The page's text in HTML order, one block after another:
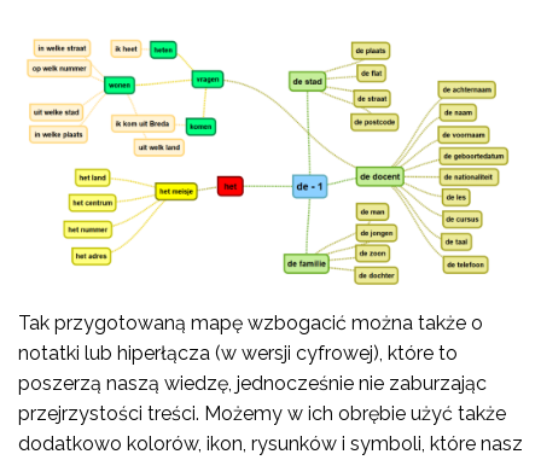
Tak przygotowaną mapę wzbogacić można także o
notatki lub hiperłącza (w wersji cyfrowej), które to
poszerzą naszą wiedzę, jednocześnie nie zaburzając
przejrzystości treści. Możemy w ich obrębie użyć także
dodatkowo kolorów, ikon, rysunków i symboli, które nasz